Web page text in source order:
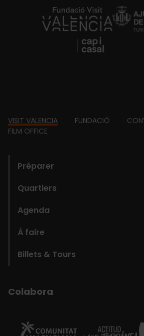
https://
Footer
VISIT VALENCIA FUNDACIÓ
FILM OFFICE
Préparer
Quartiers
Agenda
À faire
Billets & Tours
Colabora